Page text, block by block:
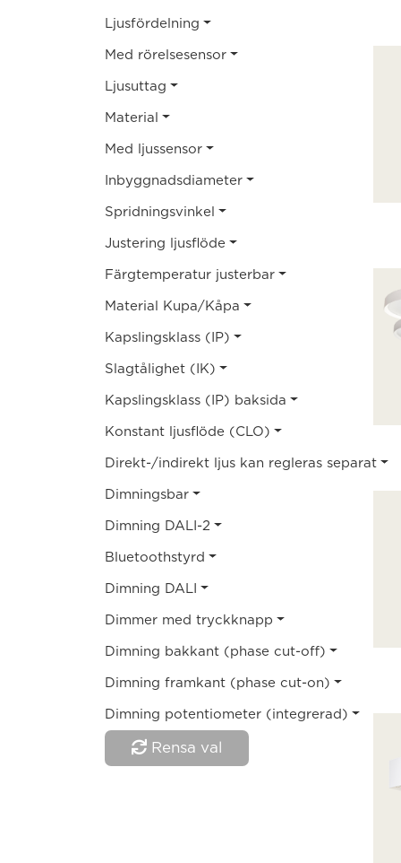
Ljusfördelning
Med rörelsesensor
Ljusuttag
Material
Med ljussensor
Inbyggnadsdiameter
Spridningsvinkel
Justering ljusflöde
Färgtemperatur justerbar
Material Kupa/Kåpa
Kapslingsklass (IP)
Slagtålighet (IK)
Kapslingsklass (IP) baksida
Konstant ljusflöde (CLO)
Direkt-/indirekt ljus kan regleras separat
Dimningsbar
Dimning DALI-2
Bluetoothstyrd
Dimning DALI
Dimmer med tryckknapp
Dimning bakkant (phase cut-off)
Dimning framkant (phase cut-on)
Dimning potentiometer (integrerad)
Rensa val